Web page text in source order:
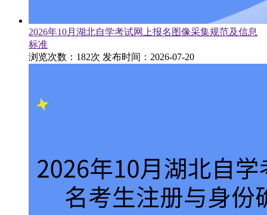
2026年10月湖北自学考试网上报名图像采集规范及信息
标准
浏览次数：182次 发布时间：2026-07-20